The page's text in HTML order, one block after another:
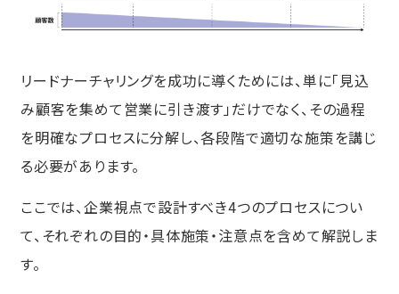
リードナーチャリングを成功に導くためには、単に「見込
み顧客を集めて営業に引き渡す」だけでなく、その過程
を明確なプロセスに分解し、各段階で適切な施策を講じ
る必要があります。
ここでは、企業視点で設計すべき4つのプロセスについ
て、それぞれの目的・具体施策・注意点を含めて解説しま
す。